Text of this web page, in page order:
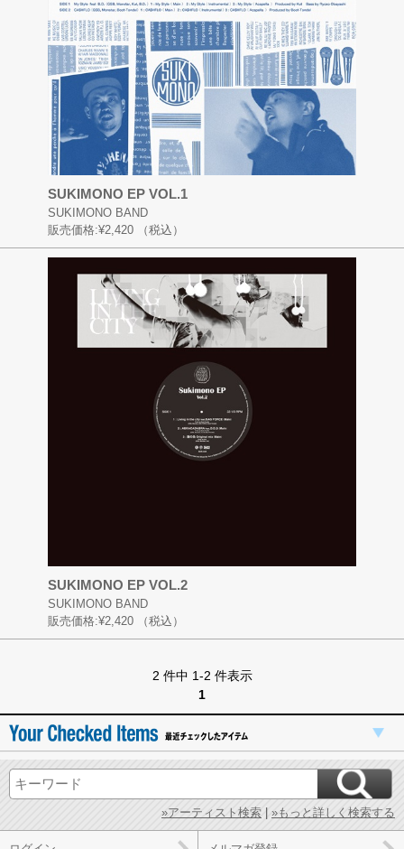
SUKIMONO EP VOL.1
SUKIMONO BAND
販売価格:¥2,420 （税込）
SUKIMONO EP VOL.2
SUKIMONO BAND
販売価格:¥2,420 （税込）
2 件中 1-2 件表示
1
»アーティスト検索 | »もっと詳しく検索する